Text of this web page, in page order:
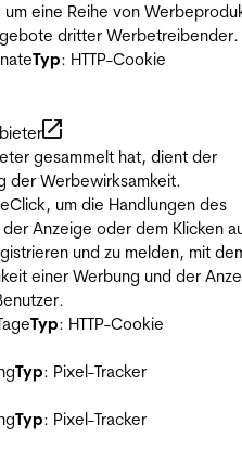
eine Reihe von
dritter Werbetreibender.
Typ: HTTP-Cookie
gesammelt hat, dient der
der Werbewirksamkeit.
um die Handlungen des
Anzeige oder dem Klicken
und zu melden, mit
einer Werbung und der
Typ: HTTP-Cookie
Typ: Pixel-Tracker
Typ: Pixel-Tracker